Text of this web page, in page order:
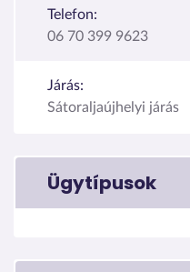
Telefon:
06 70 399 9623
Járás:
Sátoraljaújhelyi járás
Ügytípusok